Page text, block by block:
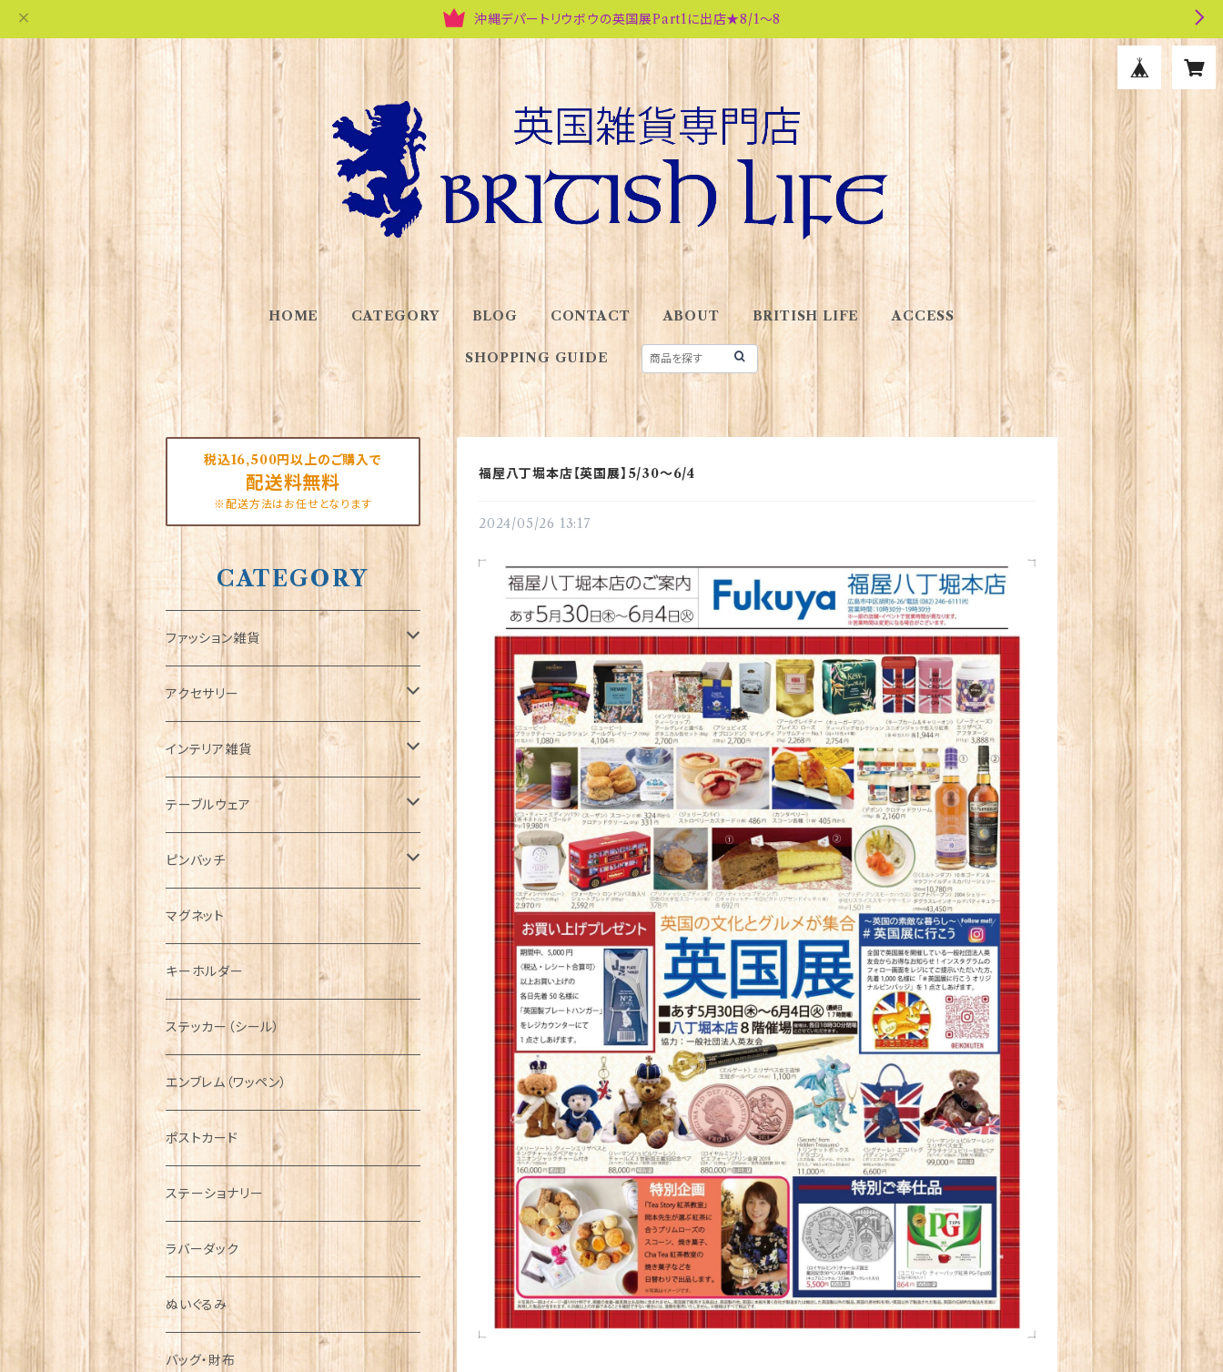
沖縄デパートリウボウの英国展Part1に出店★8/1～8
HOME CATEGORY BLOG CONTACT ABOUT BRITISH LIFE ACCESS
SHOPPING GUIDE
福屋八丁堀本店【英国展】5/30～6/4
2024/05/26 13:17
税込16,500円以上のご購入で
配送料無料
※配送方法はお任せとなります
CATEGORY
ファッション雑貨
タータンネクタイ
帽子
キャップ
ハンチング帽
キャスケット
ディアストーカー
ニット帽
Tシャツ
マフラー
タータン【Bronte by Moon】
タータン【Glencroft】
ボタンラップマフラー【Aran Traditions】
サッシュ
スカーフ
ファッションマスク
アクセサリー
ORTAK
ブローチ
ペンダント
チャーム
その他のアクセサリー
インテリア雑貨
インテリア置物
ラブスプーン
ラブスプーン【SION LLEWELLYN】
ラブスプーン【PAUL CURTIS】
ファブリック
テーブルウェア
ティータオル
ペーパーナプキン
ティーコジー
その他テーブルウェア
ピンバッチ
ジェネラルデザイン
乗り物
動物＆植物
国旗＆紋章
音楽＆楽器
ミリタリー
NAVY
AIRFORCE
ARMY
ピューター
マグネット
キーホルダー
ステッカー（シール）
エンブレム（ワッペン）
ポストカード
ステーショナリー
ラバーダック
ぬいぐるみ
バッグ・財布